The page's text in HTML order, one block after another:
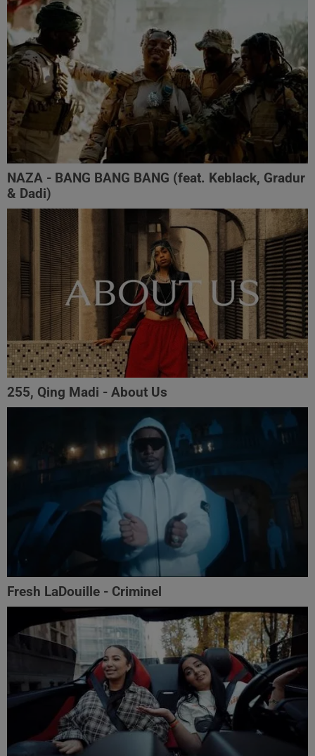
NAZA - BANG BANG BANG (feat. Keblack, Gradur
& Dadi)
255, Qing Madi - About Us
Fresh LaDouille - Criminel